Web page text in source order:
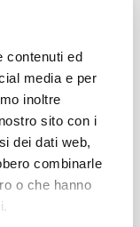
contenuti ed
media e per
inoltre
sito con i
dei dati web,
combinarle
o che hanno